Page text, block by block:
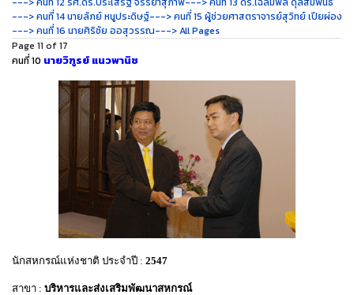
---> คนที่ 14 นายลัภย์ หนูประดิษฐ์---> คนที่ 15 ผู้ช่วยศาสตราจารย์สุวิทย์ เปียผ่อง
---> คนที่ 16 นายศิริชัย ออสุวรรณ---> All Pages
Page 11 of 17
คนที่ 10 นายวิฑูรย์ แนวพานิช
นักสหกรณ์แห่งชาติ ประจำปี : 2547
สาขา : บริหารและส่งเสริมพัฒนาสหกรณ์